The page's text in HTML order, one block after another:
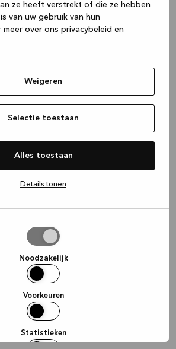
ze heeft verstrekt of die ze hebben
van uw gebruik van hun
meer over ons privacybeleid en
Weigeren
Selectie toestaan
Alles toestaan
Details tonen
Noodzakelijk
Voorkeuren
Statistieken
(see the browser console for more
information).